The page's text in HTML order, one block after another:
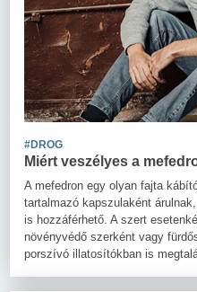
#DROG
Miért veszélyes a
A mefedron egy olyan fajta
tartalmazó kapszulaként
is hozzáférhető. A szert
növényvédő szerként vagy
porszívó illatosítókban is